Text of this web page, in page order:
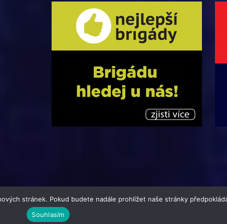
123jobs Media | Všechna práva vyhrazena | Theme by
stránek. Pokud budete nadále prohlížet naše stránky
Souhlasím